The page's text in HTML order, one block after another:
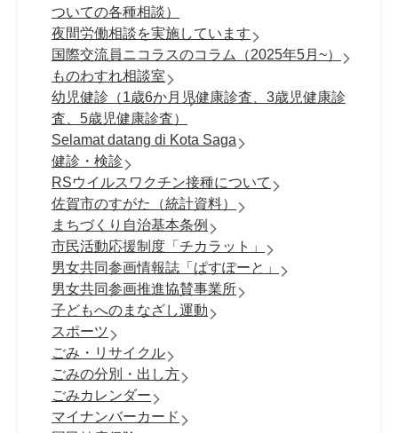
ついての各種相談）
夜間労働相談を実施しています
国際交流員ニコラスのコラム（2025年5月~）
ものわすれ相談室
幼児健診（1歳6か月児健康診査、3歳児健康診
査、5歳児健康診査）
Selamat datang di Kota Saga
健診・検診
RSウイルスワクチン接種について
佐賀市のすがた（統計資料）
まちづくり自治基本条例
市民活動応援制度「チカラット」
男女共同参画情報誌「ぱすぽーと」
男女共同参画推進協賛事業所
子どもへのまなざし運動
スポーツ
ごみ・リサイクル
ごみの分別・出し方
ごみカレンダー
マイナンバーカード